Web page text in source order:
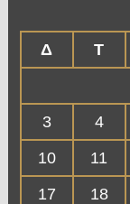
Δ
Τ
3
4
10
11
17
18